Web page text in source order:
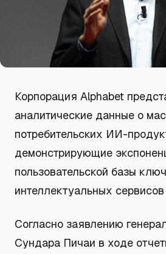
Корпорация Alphabet
аналитические данные о
потребительских ИИ-
демонстрирующие
пользовательской базы
интеллектуальных
Согласно заявлению
Сундара Пичаи в ходе